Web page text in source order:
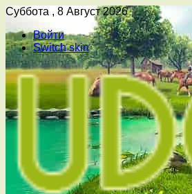
Суббота , 8 Август 2026
Войти
Switch skin